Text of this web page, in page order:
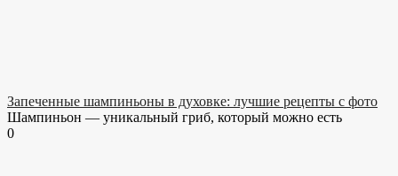
Запеченные шампиньоны в духовке: лучшие рецепты с фото
Шампиньон — уникальный гриб, который можно есть
0